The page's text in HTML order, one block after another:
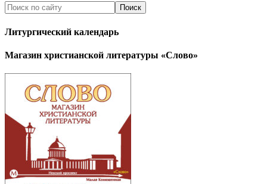
Литургический календарь
Магазин христианской литературы «Слово»